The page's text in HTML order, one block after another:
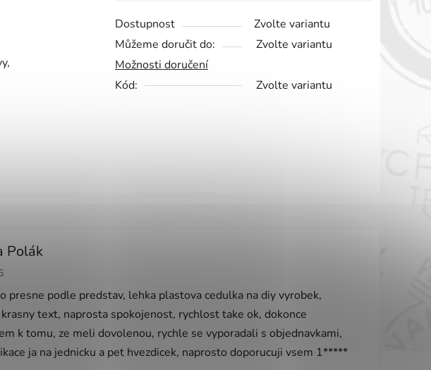
Dostupnost
Zvolte variantu
Můžeme doručit do:
Zvolte variantu
Možnosti doručení
Kód:
Zvolte variantu
Polák
obchodu je 5 z 5 hvězdiček.
presne podle predstav, lehka plastova cedulka na diy vyrobek,
text, naprosta spokojenost, rychlost take ok, dokonce
k tomu, ze meli dovolenou, rychle se vyporadali s objednavkami,
ja na jednicku a pet hvezdicek, naprosto doporucuji vsem 1*****